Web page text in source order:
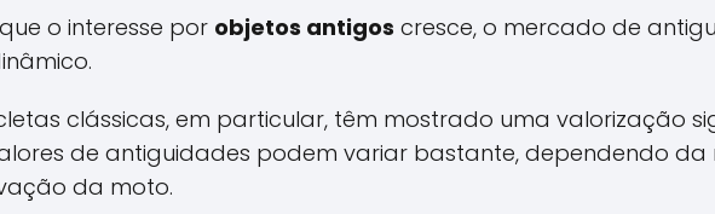
o interesse por objetos antigos cresce, o mercado de
clássicas, em particular, têm mostrado uma valorização
de antiguidades podem variar bastante, dependendo
da moto.